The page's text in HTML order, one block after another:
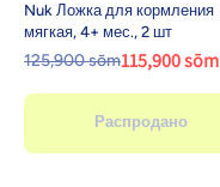
Nuk Ложка для кормления
мягкая, 4+ мес., 2 шт
125,900 sōm115,900 sōm
Распродано